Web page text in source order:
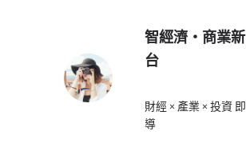
智經濟・商業
台
財經 × 產業 × 投資
導